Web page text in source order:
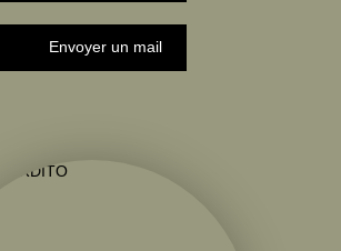
Envoyer un mail